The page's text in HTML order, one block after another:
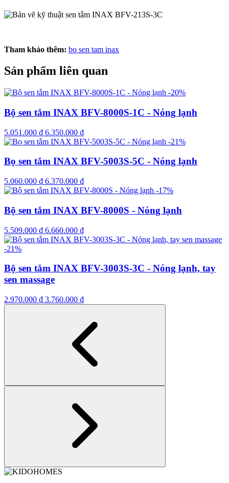
Tham khảo thêm: bo sen tam inax
Sản phẩm liên quan
-20%
Bộ sen tắm INAX BFV-8000S-1C - Nóng lạnh
5.051.000 ₫ 6.350.000 ₫
-21%
Bọ sen tắm INAX BFV-5003S-5C - Nóng lạnh
5.060.000 ₫ 6.370.000 ₫
-17%
Bộ sen tắm INAX BFV-8000S - Nóng lạnh
5.509.000 ₫ 6.660.000 ₫
-21%
Bộ sen tắm INAX BFV-3003S-3C - Nóng lạnh, tay
sen massage
2.970.000 ₫ 3.760.000 ₫